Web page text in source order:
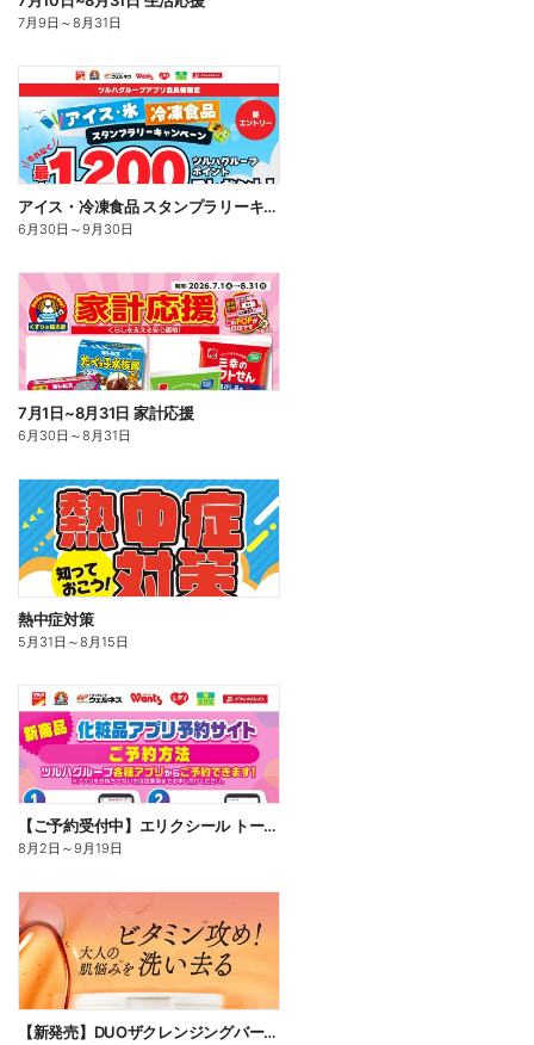
7月9日 ～8月31日
アイス・冷凍食品 スタンプラリーキャンペーン
6月30日 ～9月30日
7月1日~8月31日 家計応援
6月30日 ～8月31日
熱中症対策
5月31日 ～8月15日
【ご予約受付中】エリクシール トータルVファーミングクリームca
8月2日 ～9月19日
【新発売】DUOザクレンジングバームビタミン18